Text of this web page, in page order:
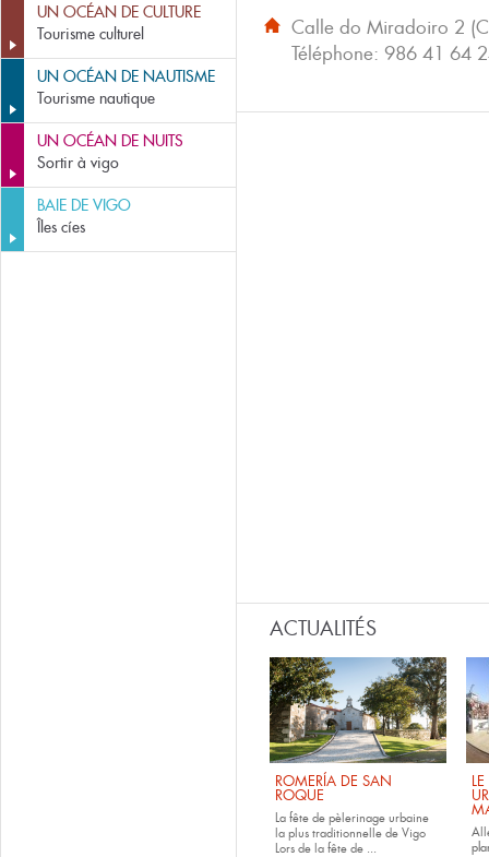
UN OCÉAN DE CULTURE
Tourisme culturel
UN OCÉAN DE NAUTISME
Tourisme nautique
UN OCÉAN DE NUITS
Sortir à vigo
BAIE DE VIGO
Îles cíes
Calle do Miradoiro 2
Téléphone: 986 41 64
ACTUALITÉS
ROMERÍA DE SAN
ROQUE
La fête de pèlerinage urbaine
la plus traditionnelle de Vigo
Lors de la fête de ...